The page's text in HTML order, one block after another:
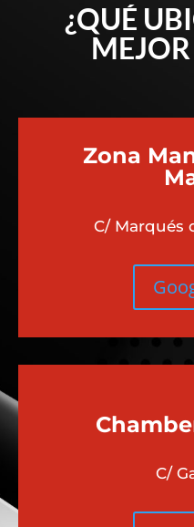
¿QUÉ
Zona
C/ Marqués
C/